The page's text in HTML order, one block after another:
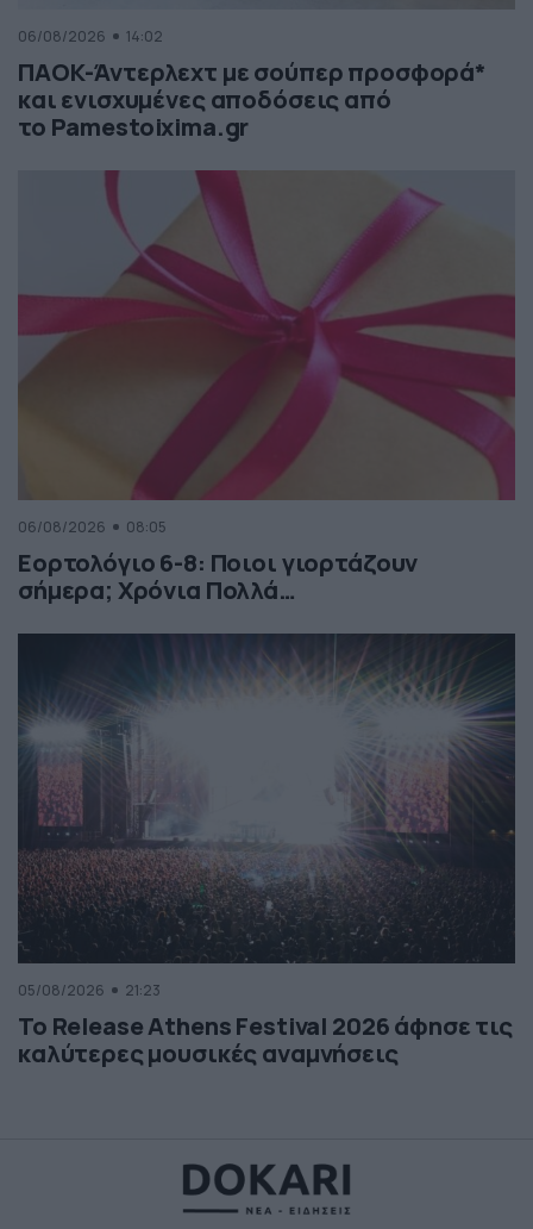
06/08/2026 14:02
ΠΑΟΚ-Άντερλεχτ με σούπερ προσφορά*
και ενισχυμένες αποδόσεις από
το Pamestoixima.gr
06/08/2026 08:05
Εορτολόγιο 6-8: Ποιοι γιορτάζουν
σήμερα; Χρόνια Πολλά…
05/08/2026 21:23
Το Release Athens Festival 2026 άφησε τις
καλύτερες μουσικές αναμνήσεις